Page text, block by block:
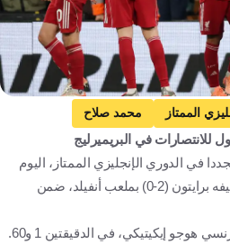
الممتاز
محمد صلاح
إنجلترا مصر كرة قدم
للانتصارات في البريميرليج
في الدوري الإنجليزي الممتاز، اليوم
السبت، وذلك بعدما تغلب على ضيفه برايتون (2-0) بملعب أنفيلد، ضمن
هوجو إيكيتيكي، في الدقيقتين 1 و60.